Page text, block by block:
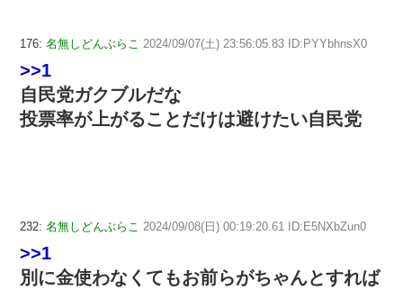
176: 名無しどんぶらこ 2024/09/07(土) 23:56:05.83 ID:PYYbhnsX0
>>1
自民党ガクブルだな
投票率が上がることだけは避けたい自民党
232: 名無しどんぶらこ 2024/09/08(日) 00:19:20.61 ID:E5NXbZun0
>>1
別に金使わなくてもお前らがちゃんとすれば